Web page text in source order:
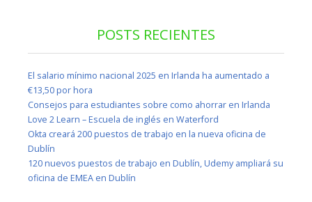
POSTS RECIENTES
El salario mínimo nacional 2025 en Irlanda ha aumentado a
€13,50 por hora
Consejos para estudiantes sobre como ahorrar en Irlanda
Love 2 Learn – Escuela de inglés en Waterford
Okta creará 200 puestos de trabajo en la nueva oficina de
Dublín
120 nuevos puestos de trabajo en Dublín, Udemy ampliará su
oficina de EMEA en Dublín